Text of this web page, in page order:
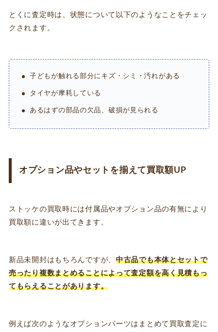
とくに査定時は、状態について以下のようなことをチェッ
クされます。
子どもが触れる部分にキズ・シミ・汚れがある
タイヤが摩耗している
あるはずの部品の欠品、破損が見られる
オプション品やセットを揃えて買取額UP
ストッケの買取時には付属品やオプション品の有無により
買取額に違いが出てきます。
新品未開封はもちろんですが、中古品でも本体とセットで
売ったり複数まとめることによって査定額を高く見積もっ
てもらえることがあります。
例えば次のようなオプションパーツはまとめて買取査定に